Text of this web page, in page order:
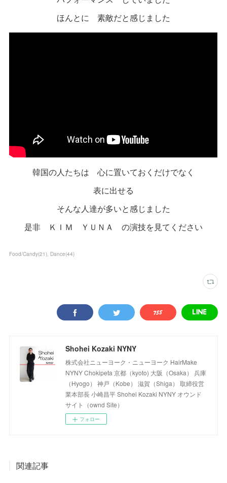
ほんとに 素敵だと感じました
韓国の人たちは 心に置いておくだけでなく
表に出せる
そんな人達が多いと感じました
是非 ＫＩＭ ＹＵＮＡ の演技を見てください
Food/Candy(21) Dance(44)
Shohei Kozaki NYNY
株式会社ニューヨーク・ニューヨーク HairMake
NYNY Chokipeta 京都（kyoto) 大阪（Osaka） 兵庫
（Hyogo） 神戸（Kobe） 滋賀（Shiga） 取締役営
業本部長 小崎昌平 Shohei Kozaki NYNY オウンド
サイト（ownd Site）
フォロー
関連記事